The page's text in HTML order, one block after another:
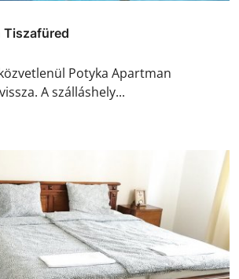
Tiszafüred
Potyka Apartman
A szálláshely...